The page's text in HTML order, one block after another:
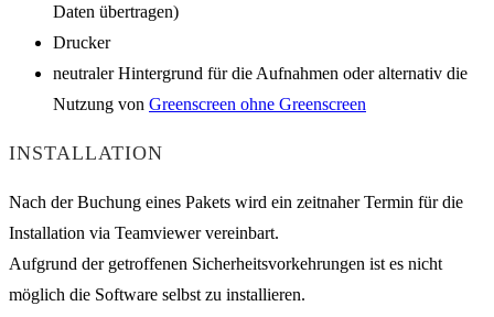
Daten übertragen)
Drucker
neutraler Hintergrund für die Aufnahmen oder alternativ die
Nutzung von Greenscreen ohne Greenscreen
INSTALLATION
Nach der Buchung eines Pakets wird ein zeitnaher Termin für die
Installation via Teamviewer vereinbart.
Aufgrund der getroffenen Sicherheitsvorkehrungen ist es nicht
möglich die Software selbst zu installieren.